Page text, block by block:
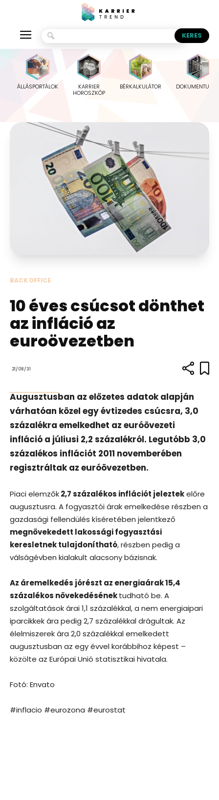
ÁLLÁSPORTÁLOK
KARRIER
HOROSZKÓP
BÉRKALKULÁTOR
BACK OFFICE
10 éves csúcsot dönthet
az infláció az
euroövezetben
21/08/31
Augusztusban az előzetes adatok alapján
várhatóan közel egy évtizedes csúcsra, 3,0
százalékra emelkedhet az euróövezeti
infláció a júliusi 2,2 százalékról. Legutóbb 3,0
százalékos inflációt 2011 novemberében
regisztráltak az euróövezetben.
Piaci elemzők2,7 százalékos inflációt jeleztekelőre
augusztusra. A fogyasztói árak emelkedése részben a
gazdasági fellendülés kíséretében jelentkező
megnövekedett lakossági fogyasztási
keresletnek tulajdonítható, részben pedig a
válságévben kialakult alacsony bázisnak.
Az áremelkedés jórészt az energiaárak 15,4
százalékos növekedésénektudható be. A
szolgáltatások árai 1,1 százalékkal, a nem energiaipari
iparcikkek ára pedig 2,7 százalékkal drágultak. Az
élelmiszerek ára 2,0 százalékkal emelkedett
augusztusban az egy évvel korábbihoz képest –
közölte az Európai Unió statisztikai hivatala.
Fotó: Envato
#inflacio #eurozona #eurostat